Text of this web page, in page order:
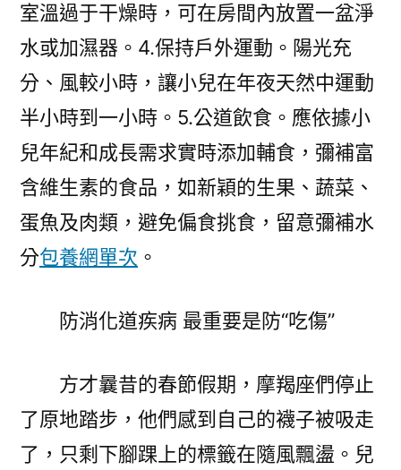
室溫過于干燥時，可在房間內放置一盆淨
水或加濕器。4.保持戶外運動。陽光充
分、風較小時，讓小兒在年夜天然中運動
半小時到一小時。5.公道飲食。應依據小
兒年紀和成長需求實時添加輔食，彌補富
含維生素的食品，如新穎的生果、蔬菜、
蛋魚及肉類，避免偏食挑食，留意彌補水
分包養網單次 。
防消化道疾病 最重要是防“吃傷”
方才曩昔的春節假期，摩羯座們停止
了原地踏步，他們感到自己的襪子被吸走
了，只剩下腳踝上的標籤在隨風飄盪。兒